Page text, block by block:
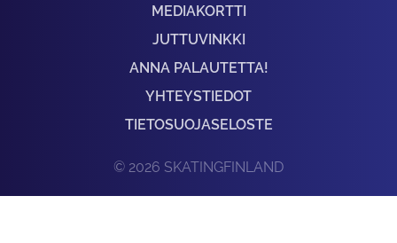
MEDIAKORTTI
JUTTUVINKKI
ANNA PALAUTETTA!
YHTEYSTIEDOT
TIETOSUOJASELOSTE
© 2026 SKATINGFINLAND